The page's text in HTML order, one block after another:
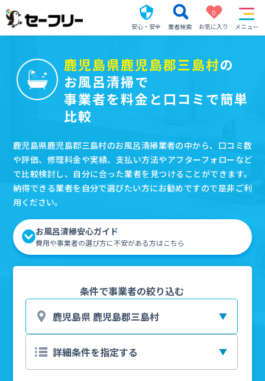
安心・安全 業者検索
0
お気に入り
メニュー
鹿児島県鹿児島郡三島村の
お風呂清掃で
事業者を料金と口コミで簡単
比較
鹿児島県鹿児島郡三島村のお風呂清掃業者の中から、口コミ数
や評価、修理料金や実績、支払い方法やアフターフォローなど
で比較検討し、自分に合った業者を見つけることができます。
納得できる業者を自分で選びたい方にお勧めですので是非ご利
用ください。
お風呂清掃安心ガイド
費用や事業者の選び方に不安がある方はこちら
条件で事業者の絞り込む